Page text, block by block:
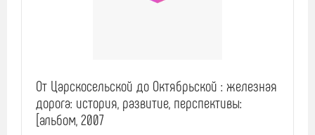
От Царскосельской до Октябрьской : железная
дорога: история, развитие, перспективы:
[альбом, 2007